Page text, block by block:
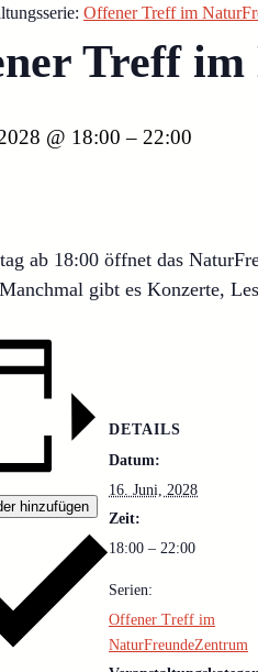
Offener Treff im
Treff
@ 18:00 – 22:00
ab 18:00 öffnet das
gibt es Konzerte,
hinzufügen
DETAILS
Datum:
16. Juni, 2028
Zeit:
18:00 – 22:00
Serien:
Offener Treff im
NaturFreundeZentrum